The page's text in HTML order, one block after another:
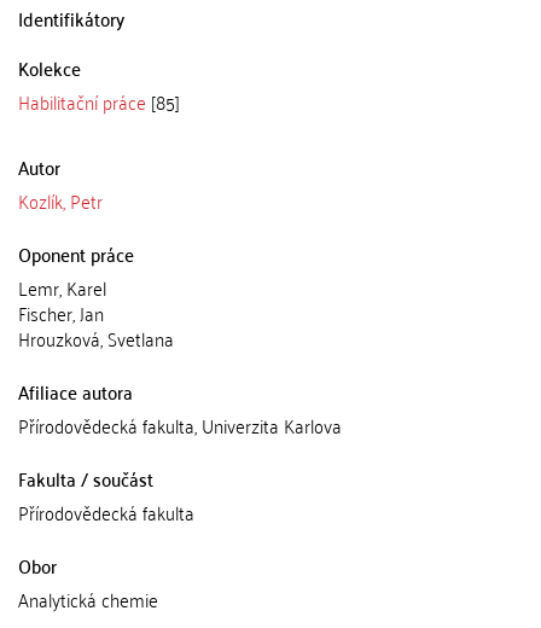
Identifikátory
Kolekce
Habilitační práce [85]
Autor
Kozlík, Petr
Oponent práce
Lemr, Karel
Fischer, Jan
Hrouzková, Svetlana
Afiliace autora
Přírodovědecká fakulta, Univerzita Karlova
Fakulta / součást
Přírodovědecká fakulta
Obor
Analytická chemie